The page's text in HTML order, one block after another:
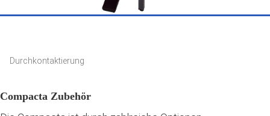
Compacta Zubehör
Durchkontaktierung